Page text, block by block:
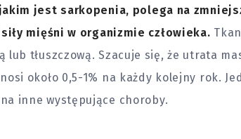
jest sarkopenia, polega na
mięśni w organizmie człowieka.
lub tłuszczową. Szacuje się, że utrata
około 0,5-1% na każdy kolejny rok.
inne występujące choroby.